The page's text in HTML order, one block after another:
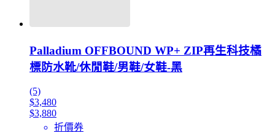
Palladium OFFBOUND WP+ ZIP再生科技橘
標防水靴/休閒鞋/男鞋/女鞋-黑
(5)
$3,480
$3,880
折價券